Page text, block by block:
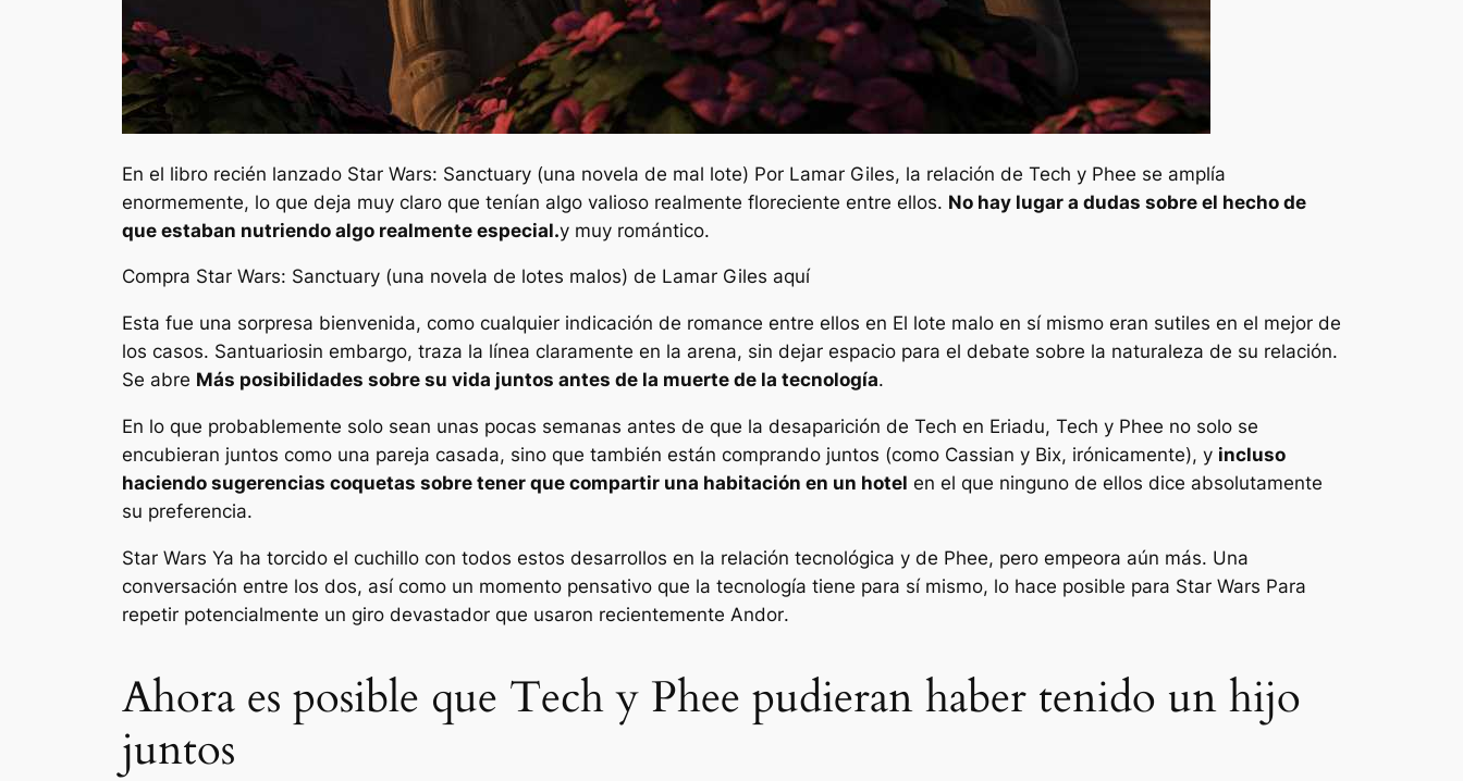
En el libro recién lanzado Star Wars: Sanctuary (una novela de mal lote) Por Lamar Giles, la relación de Tech y Phee se amplía
enormemente, lo que deja muy claro que tenían algo valioso realmente floreciente entre ellos. No hay lugar a dudas sobre el hecho de
que estaban nutriendo algo realmente especial.y muy romántico.
Compra Star Wars: Sanctuary (una novela de lotes malos) de Lamar Giles aquí
Esta fue una sorpresa bienvenida, como cualquier indicación de romance entre ellos en El lote malo en sí mismo eran sutiles en el mejor de
los casos. Santuariosin embargo, traza la línea claramente en la arena, sin dejar espacio para el debate sobre la naturaleza de su relación.
Se abre Más posibilidades sobre su vida juntos antes de la muerte de la tecnología.
En lo que probablemente solo sean unas pocas semanas antes de que la desaparición de Tech en Eriadu, Tech y Phee no solo se
encubieran juntos como una pareja casada, sino que también están comprando juntos (como Cassian y Bix, irónicamente), y incluso
haciendo sugerencias coquetas sobre tener que compartir una habitación en un hotel en el que ninguno de ellos dice absolutamente
su preferencia.
Star Wars Ya ha torcido el cuchillo con todos estos desarrollos en la relación tecnológica y de Phee, pero empeora aún más. Una
conversación entre los dos, así como un momento pensativo que la tecnología tiene para sí mismo, lo hace posible para Star Wars Para
repetir potencialmente un giro devastador que usaron recientemente Andor.
Ahora es posible que Tech y Phee pudieran haber tenido un hijo
juntos